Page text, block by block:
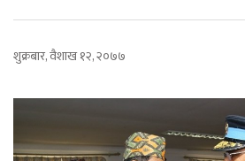
शुक्रबार, वैशाख १२, २०७७